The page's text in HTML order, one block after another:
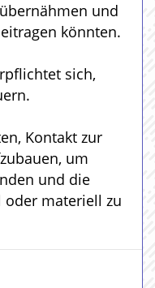
und
könnten.
sich,
Kontakt zur
um
und die
materiell zu